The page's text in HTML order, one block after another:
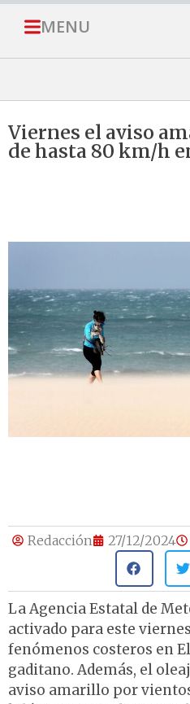
MENU
Viernes el aviso
de hasta 80 km/h
Redacción 27/12/2024
La Agencia Estatal de
activado para este
fenómenos costeros en
gaditano. Además, el
aviso amarillo por